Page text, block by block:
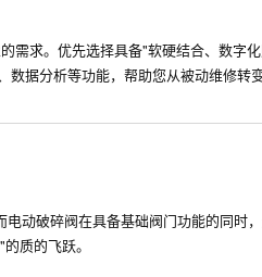
需求。优先选择具备"软硬结合、数字
数据分析等功能，帮助您从被动维修转
动破碎阀在具备基础阀门功能的同时
质的飞跃。